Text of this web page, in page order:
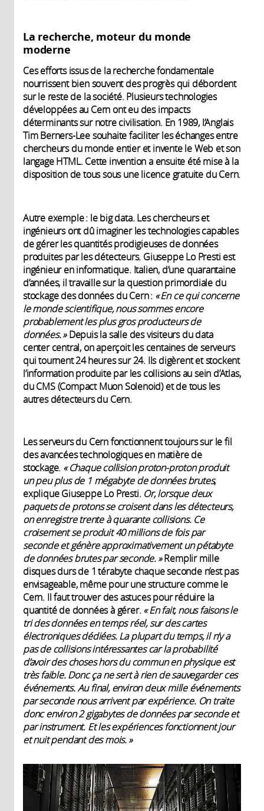
La recherche, moteur du monde
moderne
Ces efforts issus de la recherche fondamentale
nourrissent bien souvent des progrès qui débordent
sur le reste de la société. Plusieurs technologies
développées au Cern ont eu des impacts
déterminants sur notre civilisation. En 1989, l’Anglais
Tim Berners-Lee souhaite faciliter les échanges entre
chercheurs du monde entier et invente le Web et son
langage HTML. Cette invention a ensuite été mise à la
disposition de tous sous une licence gratuite du Cern.
Autre exemple : le big data. Les chercheurs et
ingénieurs ont dû imaginer les technologies capables
de gérer les quantités prodigieuses de données
produites par les détecteurs. Giuseppe Lo Presti est
ingénieur en informatique. Italien, d’une quarantaine
d’années, il travaille sur la question primordiale du
stockage des données du Cern : « En ce qui concerne
le monde scientifique, nous sommes encore
probablement les plus gros producteurs de
données. »Depuis la salle des visiteurs du data
center central, on aperçoit les centaines de serveurs
qui tournent 24 heures sur 24. Ils digèrent et stockent
l’information produite par les collisions au sein d’Atlas,
du CMS (Compact Muon Solenoid) et de tous les
autres détecteurs du Cern.
Les serveurs du Cern fonctionnent toujours sur le fil
des avancées technologiques en matière de
stockage. « Chaque collision proton-proton produit
un peu plus de 1 mégabyte de données brutes,
explique Giuseppe Lo Presti. Or, lorsque deux
paquets de protons se croisent dans les détecteurs,
on enregistre trente à quarante collisions. Ce
croisement se produit 40 millions de fois par
seconde et génère approximativement un pétabyte
de données brutes par seconde. »Remplir mille
disques durs de 1 térabyte chaque seconde n’est pas
envisageable, même pour une structure comme le
Cern. Il faut trouver des astuces pour réduire la
quantité de données à gérer. « En fait, nous faisons le
tri des données en temps réel, sur des cartes
électroniques dédiées. La plupart du temps, il n’y a
pas de collisions intéressantes car la probabilité
d’avoir des choses hors du commun en physique est
très faible. Donc ça ne sert à rien de sauvegarder ces
événements. Au final, environ deux mille événements
par seconde nous arrivent par expérience. On traite
donc environ 2 gigabytes de données par seconde et
par instrument. Et les expériences fonctionnent jour
et nuit pendant des mois. »